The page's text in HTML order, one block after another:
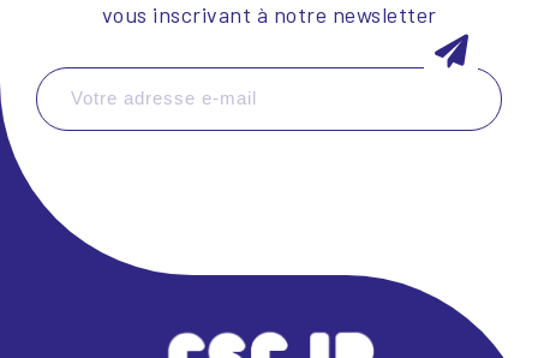
vous inscrivant à notre newsletter